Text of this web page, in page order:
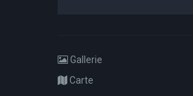
Gallerie
Carte